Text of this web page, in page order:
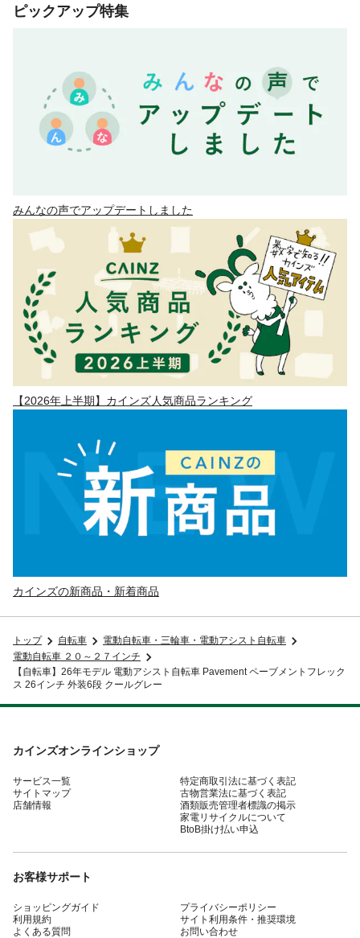
ピックアップ特集
みんなの声でアップデートしました
【2026年上半期】カインズ人気商品ランキング
カインズの新商品・新着商品
トップ 自転車
電動自転車・三輪車・電動アシスト自転車
電動自転車 ２０～２７インチ
【自転車】26年モデル 電動アシスト自転車 Pavement ペーブメントフレック
ス 26インチ 外装6段 クールグレー
カインズオンラインショップ
サービス一覧
サイトマップ
店舗情報
特定商取引法に基づく表記
古物営業法に基づく表記
酒類販売管理者標識の掲示
家電リサイクルについて
BtoB掛け払い申込
お客様サポート
ショッピングガイド
利用規約
よくある質問
プライバシーポリシー
サイト利用条件・推奨環境
お問い合わせ